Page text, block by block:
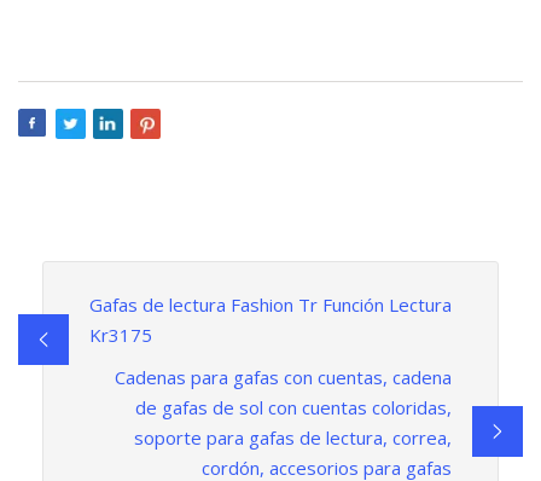
Gafas de lectura Fashion Tr Función Lectura
Kr3175
Cadenas para gafas con cuentas, cadena
de gafas de sol con cuentas coloridas,
soporte para gafas de lectura, correa,
cordón, accesorios para gafas